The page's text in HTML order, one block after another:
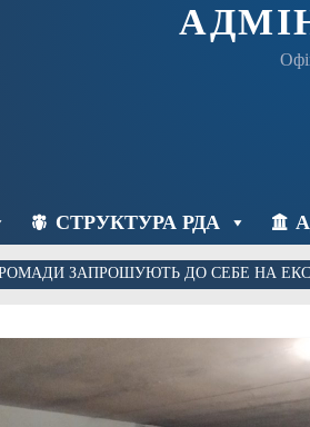
СТРУКТУРА РДА
ЗАПРОШУЮТЬ ДО СЕБЕ НА